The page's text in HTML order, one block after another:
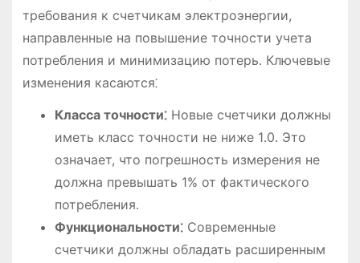
требования к счетчикам электроэнергии,
направленные на повышение точности учета
потребления и минимизацию потерь․ Ключевые
изменения касаются⁚
Класса точности⁚Новые счетчики должны
иметь класс точности не ниже 1․0․ Это
означает, что погрешность измерения не
должна превышать 1% от фактического
потребления․
Функциональности⁚Современные
счетчики должны обладать расширенным